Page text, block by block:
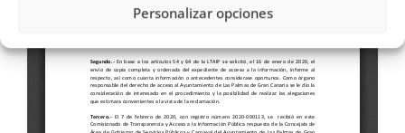
Personalizar opciones